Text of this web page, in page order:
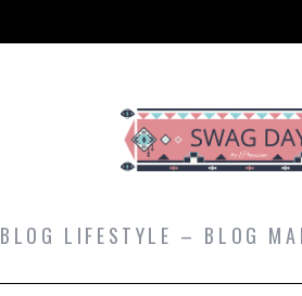
BLOG LIFESTYLE – BLOG